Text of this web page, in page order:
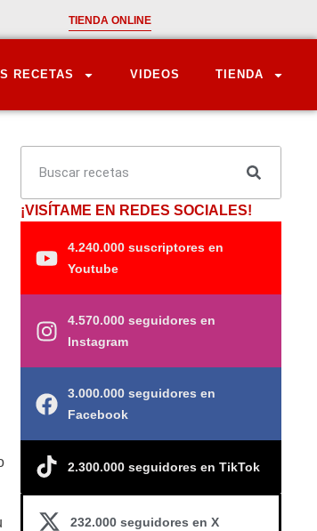
TIENDA ONLINE
RECETAS VIDEOS TIENDA
¡VISÍTAME EN REDES SOCIALES!
4.240.000 suscriptores en
Youtube
4.570.000 seguidores en
Instagram
3.000.000 seguidores en
Facebook
2.300.000 seguidores en TikTok
232.000 seguidores en X